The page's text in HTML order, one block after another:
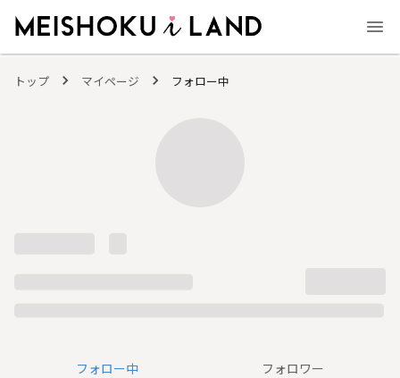
トップ マイページ フォロー中
フォロー中 フォロワー